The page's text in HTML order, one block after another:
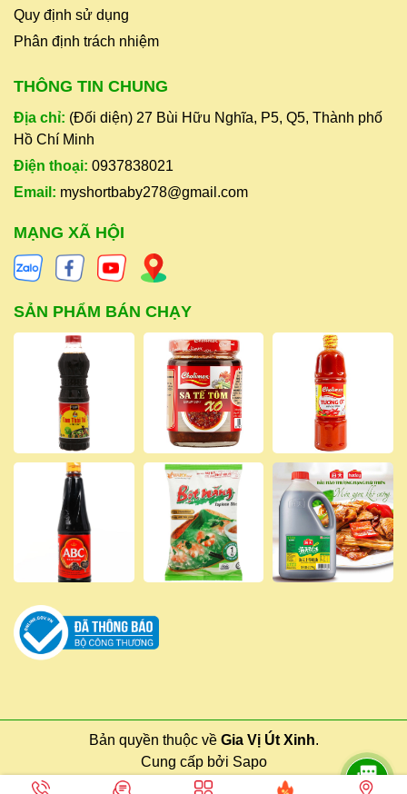
Quy định sử dụng
Phân định trách nhiệm
THÔNG TIN CHUNG
Địa chỉ: (Đối diện) 27 Bùi Hữu Nghĩa, P5, Q5, Thành phố
Hồ Chí Minh
Điện thoại: 0937838021
Email: myshortbaby278@gmail.com
MẠNG XÃ HỘI
SẢN PHẨM BÁN CHẠY
Bản quyền thuộc về Gia Vị Út Xinh.
Cung cấp bởi Sapo